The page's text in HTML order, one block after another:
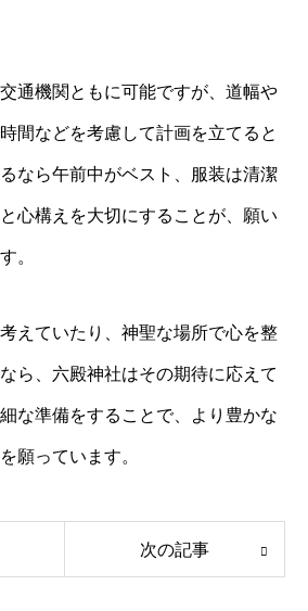
通機関ともに可能ですが、道幅や
間などを考慮して計画を立てると
なら午前中がベスト、服装は清潔
心構えを大切にすることが、願い
。
えていたり、神聖な場所で心を整
ら、六殿神社はその期待に応えて
な準備をすることで、より豊かな
願っています。
次の記事